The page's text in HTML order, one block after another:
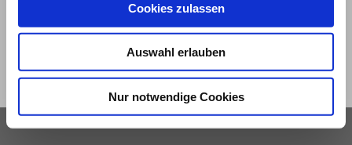
Cookies zulassen
Auswahl erlauben
Nur notwendige Cookies
Qualitätsrichtlinien Barrierefreiheit